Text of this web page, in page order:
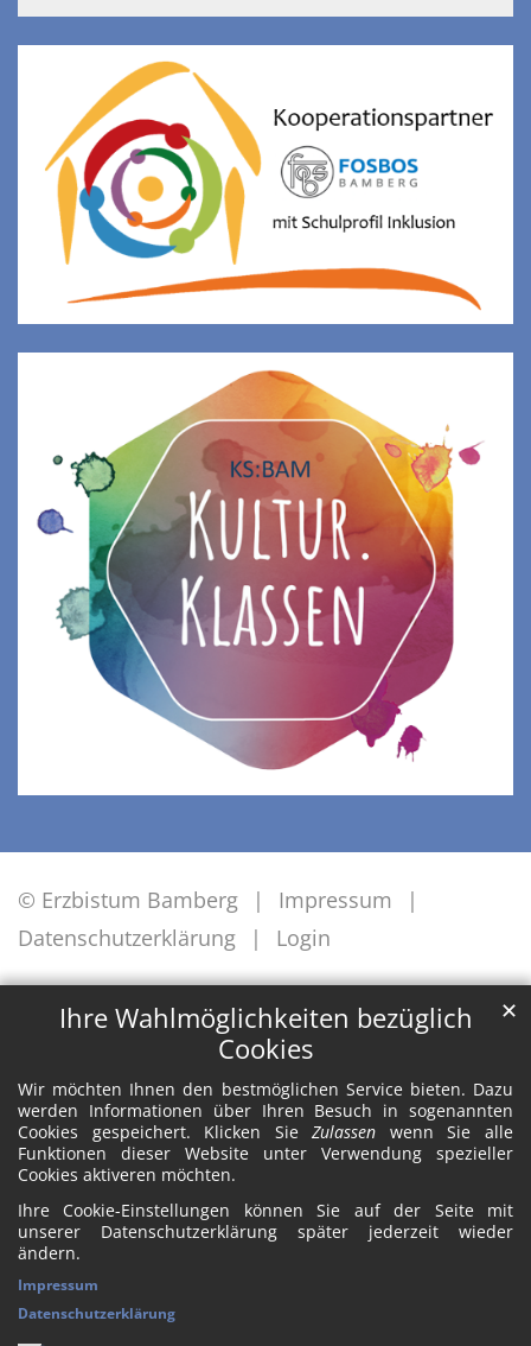
Ihre Wahlmöglichkeiten bezüglich
Cookies
Wir möchten Ihnen den bestmöglichen Service bieten. Dazu
werden Informationen über Ihren Besuch in sogenannten
Cookies gespeichert. Klicken SieZulassen wenn Sie alle
Funktionen dieser Website unter Verwendung spezieller
Cookies aktiveren möchten.
Ihre Cookie-Einstellungen können Sie auf der Seite mit
unserer Datenschutzerklärung später jederzeit wieder
ändern.
✕
Impressum
Datenschutzerklärung
© Erzbistum Bamberg
Impressum
Datenschutzerklärung
Login